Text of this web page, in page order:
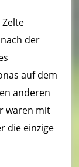
der
auf dem
anderen
waren mit
die einzige